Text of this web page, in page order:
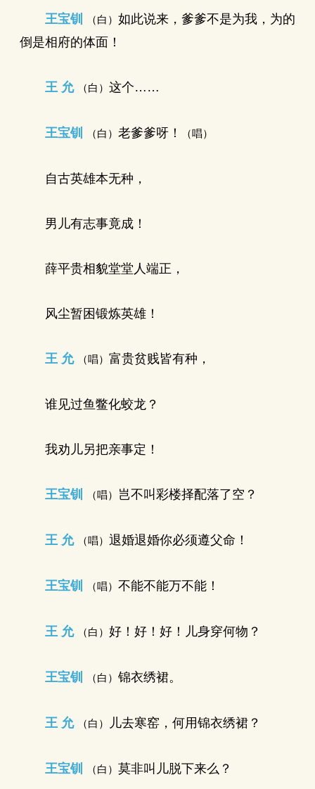
王宝钏 （白） 如此说来，爹爹不是为我，为的
倒是相府的体面！
王 允 （白） 这个……
王宝钏 （白） 老爹爹呀！ （唱）
自古英雄本无种，
男儿有志事竟成！
薛平贵相貌堂堂人端正，
风尘暂困锻炼英雄！
王 允 （唱） 富贵贫贱皆有种，
谁见过鱼鳖化蛟龙？
我劝儿另把亲事定！
王宝钏 （唱） 岂不叫彩楼择配落了空？
王 允 （唱） 退婚退婚你必须遵父命！
王宝钏 （唱） 不能不能万不能！
王 允 （白） 好！好！好！儿身穿何物？
王宝钏 （白） 锦衣绣裙。
王 允 （白） 儿去寒窑，何用锦衣绣裙？
王宝钏 （白） 莫非叫儿脱下来么？